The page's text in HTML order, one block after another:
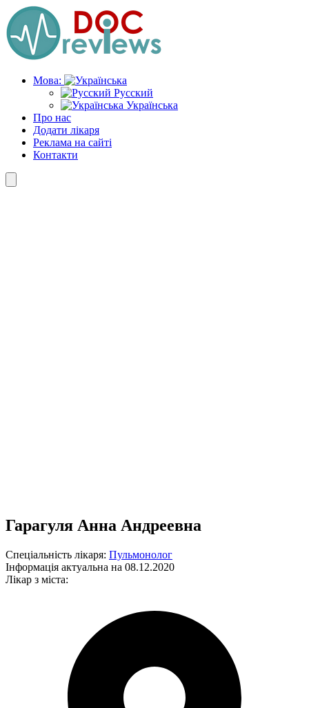
Skip
to
the
content
Мова:
Русский
Українська
Про нас
Додати лікаря
Реклама на сайті
Контакти
Гарагуля Анна Андреевна
Спеціальність лікаря: Пульмонолог
Інформація актуальна на 08.12.2020
Лікар з міста: